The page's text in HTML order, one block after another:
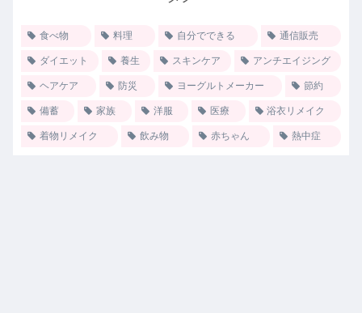
食べ物 料理 自分でできる 通信販売
ダイエット 養生 スキンケア アンチエイジング
ヘアケア 防災 ヨーグルトメーカー 節約
備蓄 家族 洋服 医療 浴衣リメイク
着物リメイク 飲み物 赤ちゃん 熱中症